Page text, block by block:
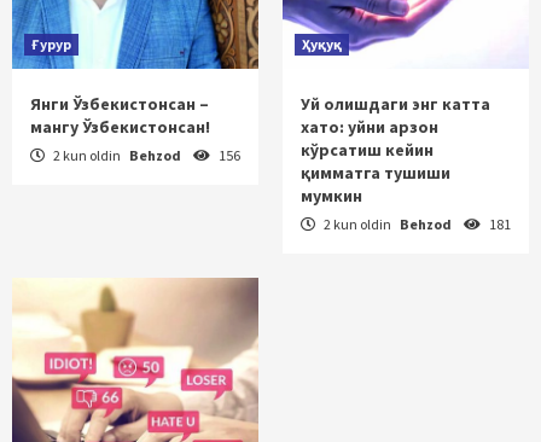
Ғурур
Янги Ўзбекистонсан –
мангу Ўзбекистонсан!
2 kun oldin Behzod 156
Ҳуқуқ
Уй олишдаги энг катта
хато: уйни арзон
кўрсатиш кейин
қимматга тушиши
мумкин
2 kun oldin Behzod 181